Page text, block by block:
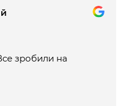
зробили на